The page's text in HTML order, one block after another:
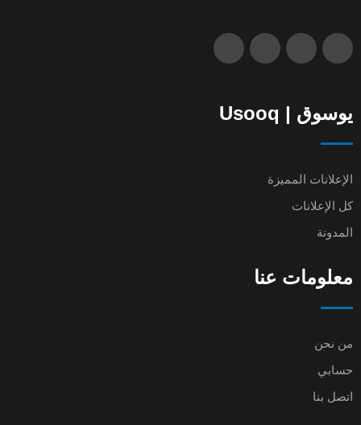
يوسوق | Usooq
الإعلانات المميزة
كل الإعلانات
المدونة
معلومات عنا
من نحن
حسابي
اتصل بنا